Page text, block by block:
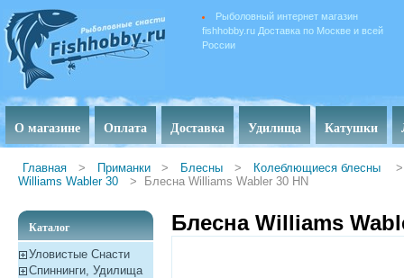
Рыболовный интернет магазин
fishhobby.ru Доставка по Москве и всей
России
О магазине Оплата Доставка Удилища Катушки
Главная > Приманки > Блесны > Колеблющиеся блесны
>
Williams Wabler 30
> Блесна Williams Wabler 30 HN
Каталог
Уловистые Снасти
Спиннинги, Удилища
Блесна Williams